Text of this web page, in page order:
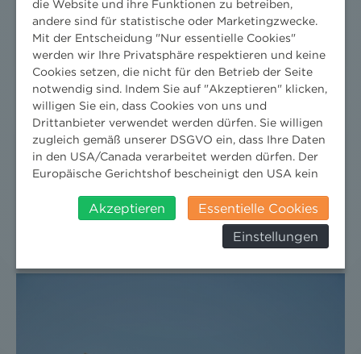
Massenbewegungen im Spannungsfeld von Abfall-,
AlSAG- und UVP-Recht“
NH RECHTSANWÄLTE VERSTÄRKEN
UMWELTRECHTSTEAM MIT NEUEM
ANWALT
22. Januar 2013
Pressebereich /Presseaussendungen /Aussendungen
die Website und ihre Funktionen zu betreiben,
andere sind für statistische oder Marketingzwecke.
Mit der Entscheidung "Nur essentielle Cookies"
werden wir Ihre Privatsphäre respektieren und keine
Cookies setzen, die nicht für den Betrieb der Seite
notwendig sind. Indem Sie auf "Akzeptieren" klicken,
willigen Sie ein, dass Cookies von uns und
Drittanbieter verwendet werden dürfen. Sie willigen
zugleich gemäß unserer DSGVO ein, dass Ihre Daten
in den USA/Canada verarbeitet werden dürfen. Der
Europäische Gerichtshof bescheinigt den USA kein
insbesondere das Risiko, dass ihre Daten durch US-
Behörden, zu Kontroll- und zu
Überwachungszwecken, verarbeitet werden und
werden können. Zudem finden Sie am
Akzeptieren
Essentielle Cookies
Einstellungen